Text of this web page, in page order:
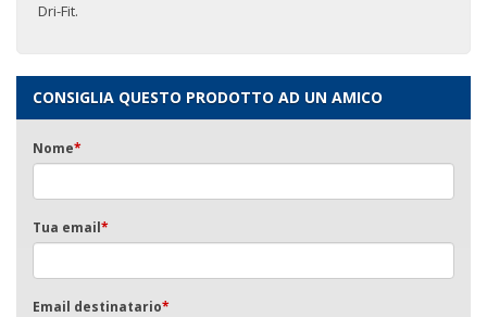
Dri-Fit.
CONSIGLIA QUESTO PRODOTTO AD UN AMICO
Nome*
Tua email*
Email destinatario*